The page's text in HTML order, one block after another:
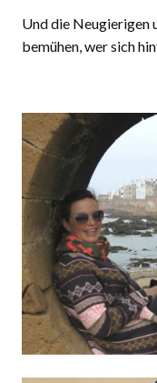
Und die Neugierigen
bemühen, wer sich